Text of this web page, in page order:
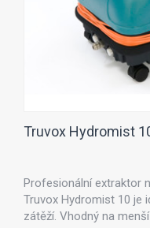
Truvox Hydromist
Profesionální extraktor
Truvox Hydromist 10 je
zátěží. Vhodný na